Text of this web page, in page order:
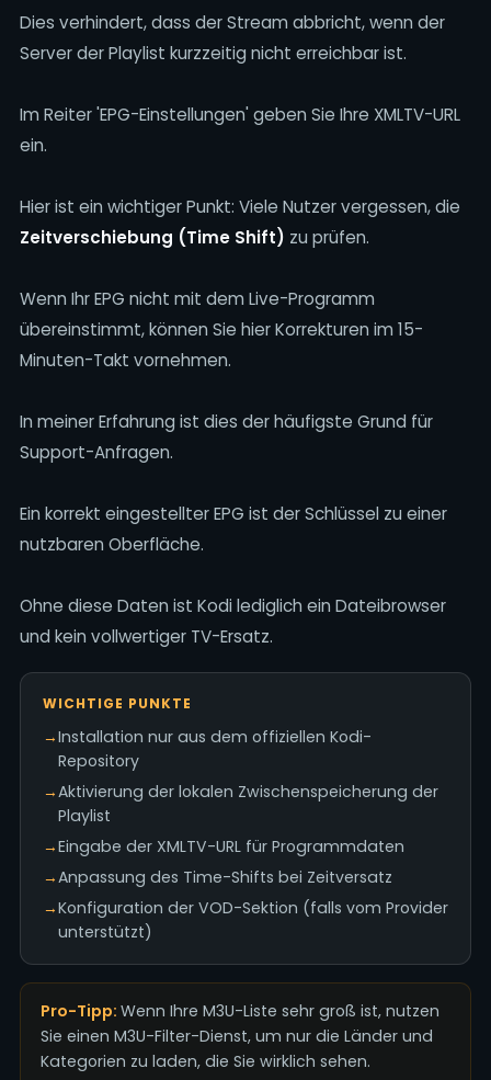
Dies verhindert, dass der Stream abbricht, wenn der
Server der Playlist kurzzeitig nicht erreichbar ist.
Im Reiter 'EPG-Einstellungen' geben Sie Ihre XMLTV-URL
ein.
Hier ist ein wichtiger Punkt: Viele Nutzer vergessen, die
Zeitverschiebung (Time Shift) zu prüfen.
Wenn Ihr EPG nicht mit dem Live-Programm
übereinstimmt, können Sie hier Korrekturen im 15-
Minuten-Takt vornehmen.
In meiner Erfahrung ist dies der häufigste Grund für
Support-Anfragen.
Ein korrekt eingestellter EPG ist der Schlüssel zu einer
nutzbaren Oberfläche.
Ohne diese Daten ist Kodi lediglich ein Dateibrowser
und kein vollwertiger TV-Ersatz.
WICHTIGE PUNKTE
→Installation nur aus dem offiziellen Kodi-
Repository
→Aktivierung der lokalen Zwischenspeicherung der
Playlist
→Eingabe der XMLTV-URL für Programmdaten
→Anpassung des Time-Shifts bei Zeitversatz
→Konfiguration der VOD-Sektion (falls vom Provider
unterstützt)
Pro-Tipp: Wenn Ihre M3U-Liste sehr groß ist, nutzen
Sie einen M3U-Filter-Dienst, um nur die Länder und
Kategorien zu laden, die Sie wirklich sehen.